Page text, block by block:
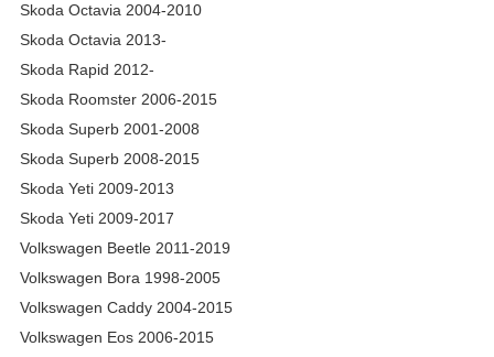
Skoda Octavia 2004-2010
Skoda Octavia 2013-
Skoda Rapid 2012-
Skoda Roomster 2006-2015
Skoda Superb 2001-2008
Skoda Superb 2008-2015
Skoda Yeti 2009-2013
Skoda Yeti 2009-2017
Volkswagen Beetle 2011-2019
Volkswagen Bora 1998-2005
Volkswagen Caddy 2004-2015
Volkswagen Eos 2006-2015